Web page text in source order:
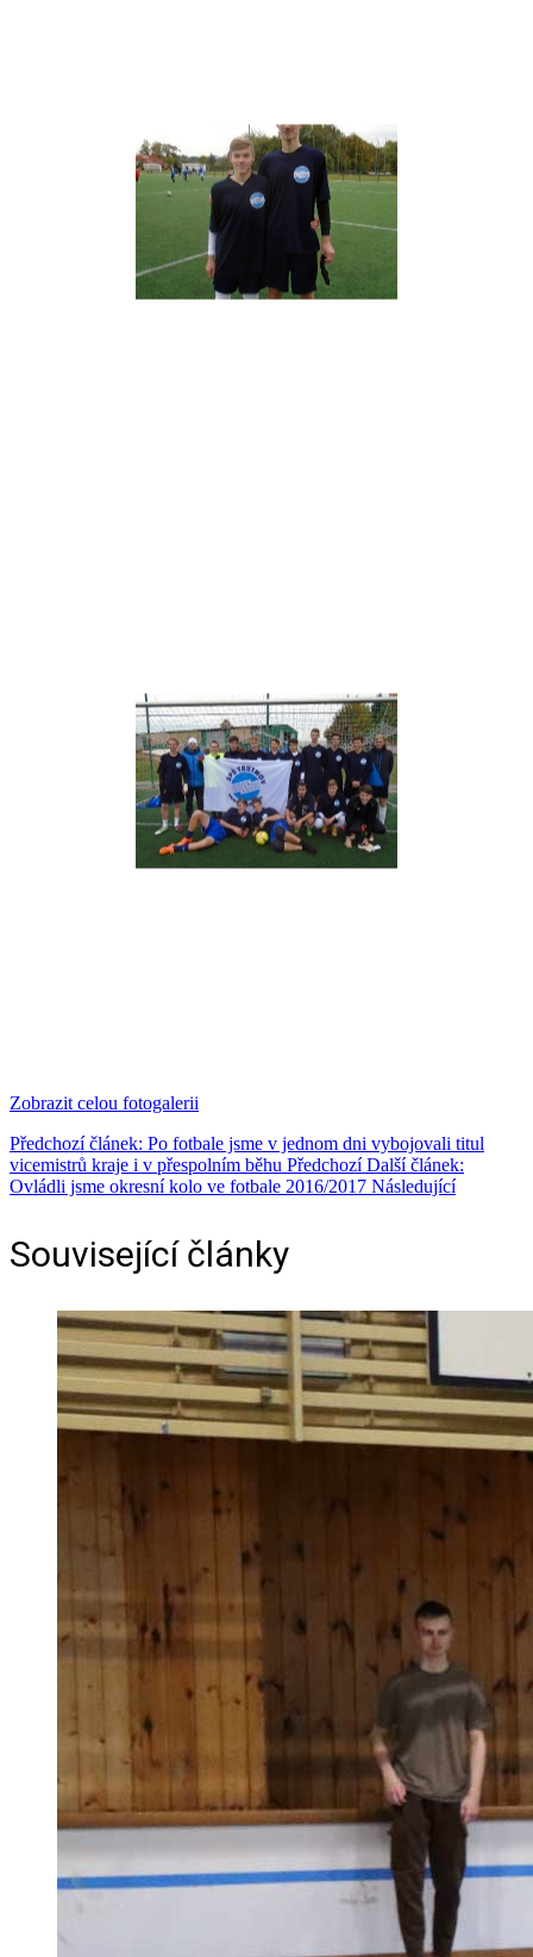
Zobrazit celou fotogalerii
Předchozí článek: Po fotbale jsme v jednom dni vybojovali titul
vicemistrů kraje i v přespolním běhu Předchozí Další článek:
Ovládli jsme okresní kolo ve fotbale 2016/2017 Následující
Související články